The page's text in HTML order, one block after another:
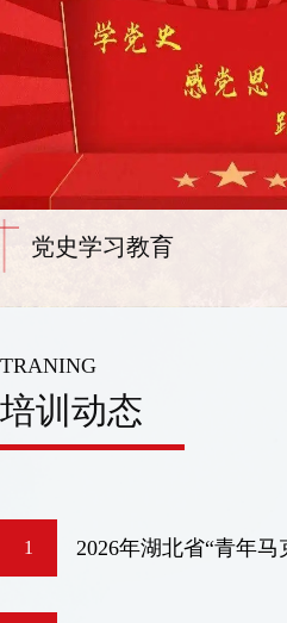
论党的青年工作
TRANING
培训动态
1